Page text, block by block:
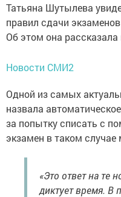
Татьяна Шутылева
правил сдачи
Об этом она рассказала
Новости СМИ2
Одной из самых
назвала
за попытку списать с
экзамен в таком
«Это ответ на те
диктует время. В